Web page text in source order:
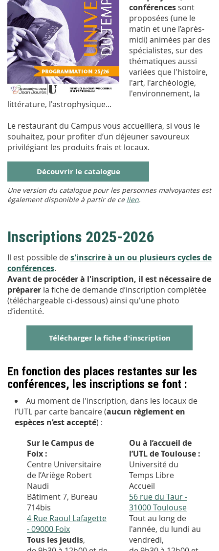
conférences sont
proposées (une le
matin et une l’après-
midi) animées par des
spécialistes, sur des
thématiques aussi
variées que l'histoire,
l'art, l'archéologie,
l'environnement, la
littérature, l'astrophysique...
Le restaurant du Campus vous accueillera, si vous le
souhaitez, pour profiter d’un déjeuner savoureux
privilégiant les produits frais et locaux.
Découvrir le catalogue
Une version du catalogue pour les personnes malvoyantes est
également disponible à partir de ce lien.
Inscriptions 2025-2026
Il est possible des'inscrire à un ou plusieurs cycles de
conférences.
Avant de procéder à l'inscription, il est nécessaire de
préparer la fiche de demande d’inscription complétée
(téléchargeable ci-dessous) ainsi qu'une photo
d’identité.
Télécharger la fiche d'inscription
En fonction des places restantes sur les
conférences, les inscriptions se font :
Au moment de l'inscription, dans les locaux de
l’UTL par carte bancaire (aucun règlement en
espèces n’est accepté) :
Sur le Campus de
Foix :
Centre Universitaire
de l’Ariège Robert
Naudi
Bâtiment 7, Bureau
714bis
4 Rue Raoul Lafagette
- 09000 Foix
Tous les jeudis,
Ou à l’accueil de
l’UTL de Toulouse :
Université du
Temps Libre
Accueil
56 rue du Taur -
31000 Toulouse
Tout au long de
l'année, du lundi au
vendredi,